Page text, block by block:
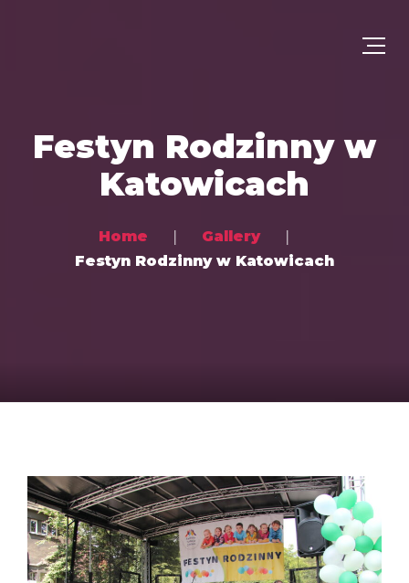
Festyn Rodzinny w
Katowicach
Home
Gallery
Festyn Rodzinny w Katowicach